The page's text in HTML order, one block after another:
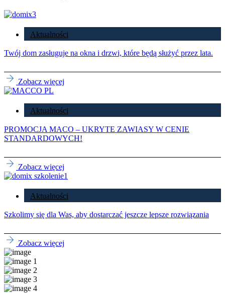
Aktualności
Twój dom zasługuje na okna i drzwi, które będą służyć przez lata.
Zobacz więcej
Aktualności
PROMOCJA MACO – UKRYTE ZAWIASY W CENIE
STANDARDOWYCH!
Zobacz więcej
Aktualności
Szkolimy się dla Was, aby dostarczać jeszcze lepsze rozwiązania
Zobacz więcej